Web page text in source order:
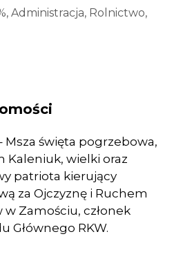
, Administracja, Rolnictwo,
Msza święta pogrzebowa,
Kaleniuk, wielki oraz
patriota kierujący
za Ojczyznę i Ruchem
Zamościu, członek
Głównego RKW.